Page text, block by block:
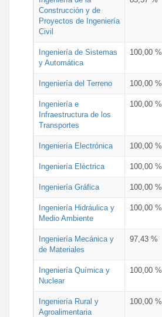
Construcción y de
Proyectos de Ingeniería
Civil
Ingeniería de Sistemas
y Automática
100,00 %
Ingeniería del Terreno 100,00 %
Ingeniería e
Infraestructura de los
Transportes
100,00 %
Ingeniería Electrónica 100,00 %
Ingeniería Eléctrica 100,00 %
Ingeniería Gráfica 100,00 %
Ingeniería Hidráulica y
Medio Ambiente
100,00 %
Ingeniería Mecánica y
de Materiales
97,43 %
Ingeniería Química y
Nuclear
100,00 %
Ingeniería Rural y
Agroalimentaria
100,00 %